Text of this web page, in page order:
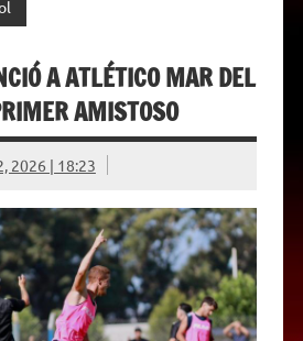
A ATLÉTICO MAR DEL
AMISTOSO
2026 | 18:23